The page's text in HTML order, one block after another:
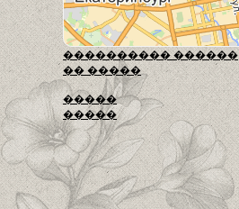
���������� ������
�� �����
�����
�����